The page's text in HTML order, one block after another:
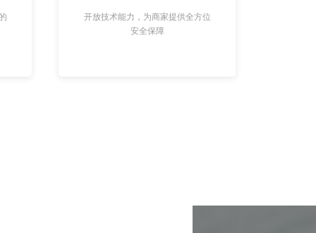
开放技术能力，为商家提供全方位
安全保障